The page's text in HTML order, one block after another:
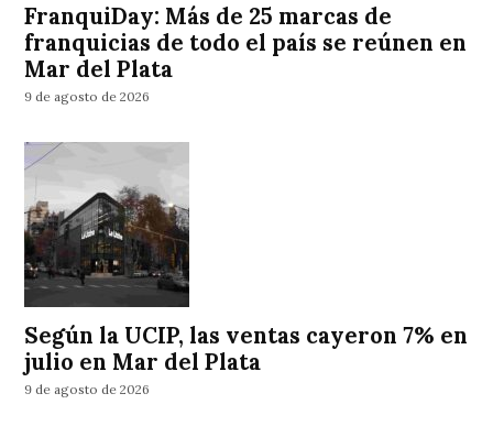
FranquiDay: Más de 25 marcas de
franquicias de todo el país se reúnen en
Mar del Plata
9 de agosto de 2026
Según la UCIP, las ventas cayeron 7% en
julio en Mar del Plata
9 de agosto de 2026